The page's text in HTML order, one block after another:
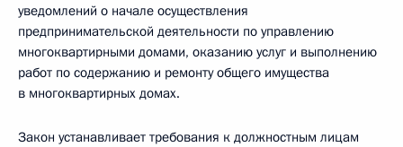
уведомлений о начале осуществления
предпринимательской деятельности по управлению
многоквартирными домами, оказанию услуг и выполнению
работ по содержанию и ремонту общего имущества
в многоквартирных домах.
Закон устанавливает требования к должностным лицам